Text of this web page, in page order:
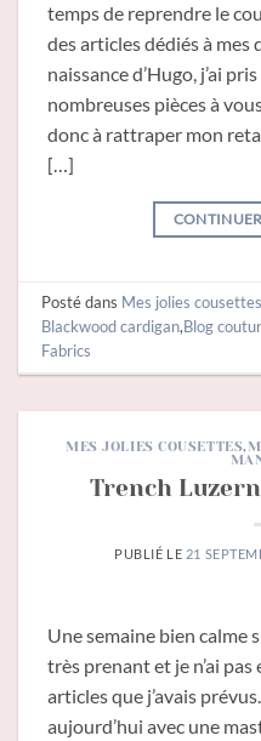
temps de reprendre le
des articles dédiés à mes
naissance d’Hugo, j’ai
nombreuses pièces à
donc à rattraper mon
[…]
Posté dans Mes jolies
Blackwood cardigan,Blog
Fabrics
MES JOLIES COUSETTES,
Trench
PUBLIÉ LE 21
Une semaine bien calme
très prenant et je n’ai
articles que j’avais
aujourd’hui avec une